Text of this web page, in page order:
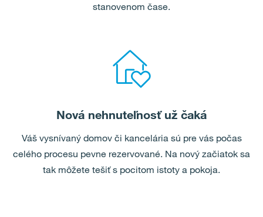
stanovenom čase.
Nová nehnuteľnosť už čaká
Váš vysnívaný domov či kancelária sú pre vás počas
celého procesu pevne rezervované. Na nový začiatok sa
tak môžete tešiť s pocitom istoty a pokoja.